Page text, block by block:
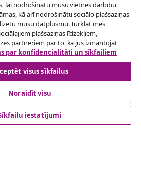
par atteikšanos no
no līguma
lai nodrošinātu mūsu vietnes darbību,
kā arī nodrošinātu sociālo plašsaziņas
mūsu datplūsmu. Turklāt mēs
plašsaziņas līdzekļiem,
partneriem par to, kā jūs izmantojat
par konfidencialitāti un sīkfailiem
visus sīkfailus
Noraidīt visu
iestatījumi